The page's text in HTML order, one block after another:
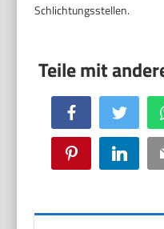
Schlichtungsstellen.
Facebook Twitter
Pinterest LinkedIn